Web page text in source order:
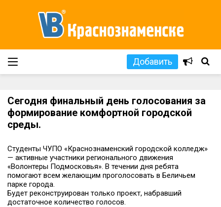
Добавить
Сегодня финальный день голосования за
формирование комфортной городской
среды.
Студенты ЧУПО «Краснознаменский городской колледж»
— активные участники регионального движения
«Волонтеры Подмосковья». В течении дня ребята
помогают всем желающим проголосовать в Беличьем
парке города.
Будет реконструирован только проект, набравший
достаточное количество голосов.